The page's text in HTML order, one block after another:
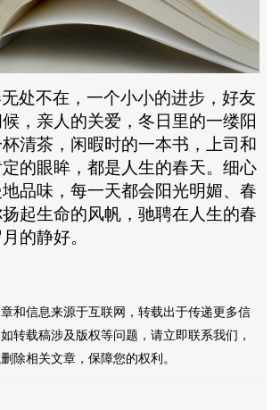
处不在，一个小小的进步，好友
，亲人的关爱，冬日里的一缕阳
清茶，闲暇时的一本书，上司和
的眼眸，都是人生的春天。细心
品味，每一天都会阳光明媚、春
起生命的风帆，驰聘在人生的春
的静好。
和信息来源于互联网，转载出于传递更多信
转载稿涉及版权等问题，请立即联系我们，
除相关文章，保障您的权利。